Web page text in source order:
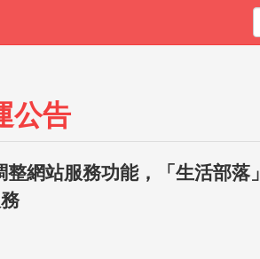
公告
網站服務功能，「生活部落」